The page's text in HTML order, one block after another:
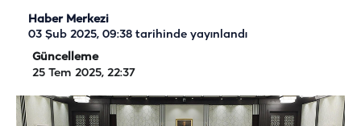
Haber Merkezi
03 Şub 2025, 09:38 tarihinde yayınlandı
Güncelleme
25 Tem 2025, 22:37